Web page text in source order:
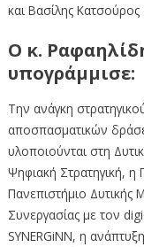
και Βασίλης
Ο κ.
υπογράμμισε:
Την ανάγκη
αποσπασματικών
υλοποιούνται στη
Ψηφιακή Στρατηγική,
Πανεπιστήμιο Δυτικής
Συνεργασίας με τον
SYNERGiNN, η